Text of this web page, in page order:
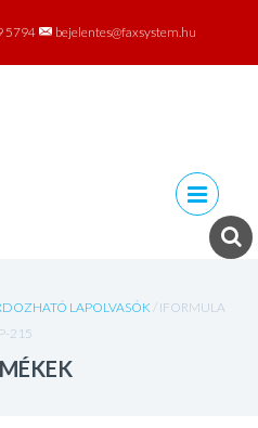
5794 bejelentes@faxsystem.hu
Skip to
content
LAPOLVASÓK/ IFORMULA
P-215